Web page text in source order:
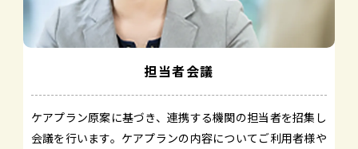
担当者会議
ケアプラン原案に基づき、連携する機関の担当者を招集し
会議を行います。ケアプランの内容についてご利用者様や